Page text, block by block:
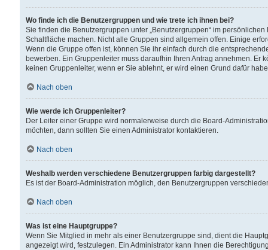
Wo finde ich die Benutzergruppen und wie trete ich ihnen bei?
Sie finden die Benutzergruppen unter „Benutzergruppen“ im
Schaltfläche machen. Nicht alle Gruppen sind allgemein offen. Einige
Wenn die Gruppe offen ist, können Sie ihr einfach durch die
bewerben. Ein Gruppenleiter muss daraufhin Ihren Antrag annehmen.
keinen Gruppenleiter, wenn er Sie ablehnt, er wird einen Grund dafür
Nach oben
Wie werde ich Gruppenleiter?
Der Leiter einer Gruppe wird normalerweise durch die Board-
möchten, dann sollten Sie einen Administrator kontaktieren.
Nach oben
Weshalb werden verschiedene Benutzergruppen farbig dargestellt?
Es ist der Board-Administration möglich, den Benutzergruppen
Nach oben
Was ist eine Hauptgruppe?
Wenn Sie Mitglied in mehr als einer Benutzergruppe sind, dient die
angezeigt wird, festzulegen. Ein Administrator kann Ihnen die